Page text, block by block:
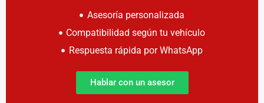
Asesoría personalizada
Compatibilidad según tu vehículo
Respuesta rápida por WhatsApp
Hablar con un asesor